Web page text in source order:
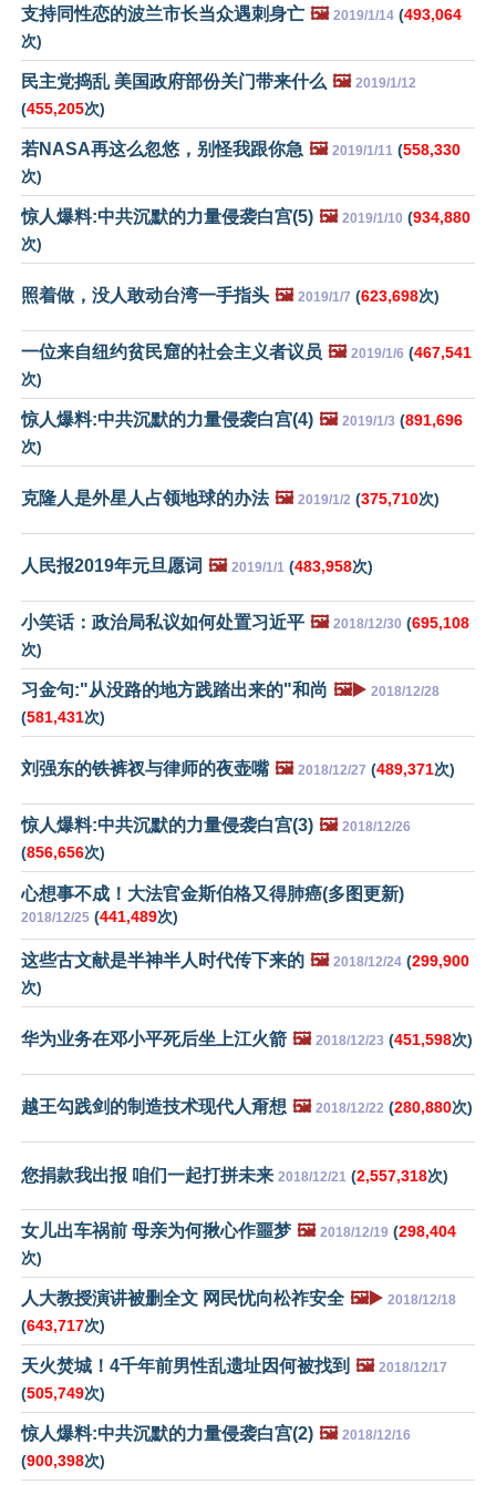
支持同性恋的波兰市长当众遇刺身亡 🖼️ 2019/1/14 (493,064
次)
民主党捣乱 美国政府部份关门带来什么 🖼️ 2019/1/12
(455,205次)
若NASA再这么忽悠，别怪我跟你急 🖼️ 2019/1/11 (558,330
次)
惊人爆料:中共沉默的力量侵袭白宫(5) 🖼️ 2019/1/10 (934,880
次)
照着做，没人敢动台湾一手指头 🖼️ 2019/1/7 (623,698次)
一位来自纽约贫民窟的社会主义者议员 🖼️ 2019/1/6 (467,541
次)
惊人爆料:中共沉默的力量侵袭白宫(4) 🖼️ 2019/1/3 (891,696
次)
克隆人是外星人占领地球的办法 🖼️ 2019/1/2 (375,710次)
人民报2019年元旦愿词 🖼️ 2019/1/1 (483,958次)
小笑话：政治局私议如何处置习近平 🖼️ 2018/12/30 (695,108
次)
习金句:"从没路的地方践踏出来的"和尚 🖼️▶️ 2018/12/28
(581,431次)
刘强东的铁裤衩与律师的夜壶嘴 🖼️ 2018/12/27 (489,371次)
惊人爆料:中共沉默的力量侵袭白宫(3) 🖼️ 2018/12/26
(856,656次)
心想事不成！大法官金斯伯格又得肺癌(多图更新)
2018/12/25 (441,489次)
这些古文献是半神半人时代传下来的 🖼️ 2018/12/24 (299,900
次)
华为业务在邓小平死后坐上江火箭 🖼️ 2018/12/23 (451,598次)
越王勾践剑的制造技术现代人甭想 🖼️ 2018/12/22 (280,880次)
您捐款我出报 咱们一起打拼未来 2018/12/21 (2,557,318次)
女儿出车祸前 母亲为何揪心作噩梦 🖼️ 2018/12/19 (298,404
次)
人大教授演讲被删全文 网民忧向松祚安全 🖼️▶️ 2018/12/18
(643,717次)
天火焚城！4千年前男性乱遗址因何被找到 🖼️ 2018/12/17
(505,749次)
惊人爆料:中共沉默的力量侵袭白宫(2) 🖼️ 2018/12/16
(900,398次)